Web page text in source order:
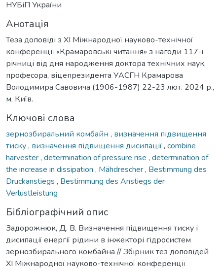
НУБіП України
Анотація
Теза доповіді з ХІ Міжнародної науково-технічної
конференції «Крамаровські читання» з нагоди 117-ї
річниці від дня народження доктора технічних наук,
професора, віцепрезидента УАСГН Крамарова
Володимира Савовича (1906-1987) 22-23 лют. 2024 р.,
м. Київ.
Ключові слова
зернозбиральний комбайн , визначення підвищення
тиску, визначення підвищення дисипації, combine
harvester, determination of pressure rise , determination of
the increase in dissipation , Mähdrescher, Bestimmung des
Druckanstiegs , Bestimmung des Anstiegs der
Verlustleistung
Бібліографічний опис
Задорожнюк, Д. В. Визначення підвищення тиску і
дисипації енергії рідини в інжекторі гідросистем
зернозбирального комбайна // Збірник тез доповідей
ХI Міжнародної науково-технічної конференції